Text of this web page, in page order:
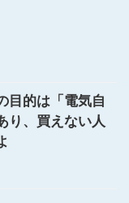
目的は「電気自
り、買えない人